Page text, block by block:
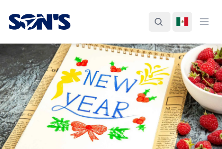
Laboratorios Química Son's
BuscarCambiar